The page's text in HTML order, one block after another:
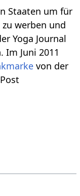
Staaten um für
werben und
Yoga Journal
Im Juni 2011
von der